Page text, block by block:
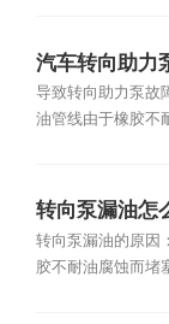
汽车转向助力
导致转向助力泵故
油管线由于橡胶不
转向泵漏油怎
转向泵漏油的原因
胶不耐油腐蚀而堵